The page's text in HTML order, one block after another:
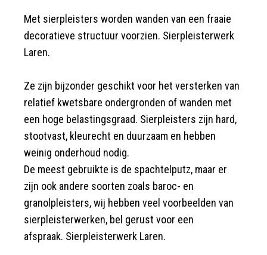
Met sierpleisters worden wanden van een fraaie
decoratieve structuur voorzien. Sierpleisterwerk
Laren.
Ze zijn bijzonder geschikt voor het versterken van
relatief kwetsbare ondergronden of wanden met
een hoge belastingsgraad. Sierpleisters zijn hard,
stootvast, kleurecht en duurzaam en hebben
weinig onderhoud nodig.
De meest gebruikte is de spachtelputz, maar er
zijn ook andere soorten zoals baroc- en
granolpleisters, wij hebben veel voorbeelden van
sierpleisterwerken, bel gerust voor een
afspraak. Sierpleisterwerk Laren.